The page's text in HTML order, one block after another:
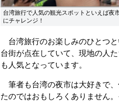
台湾旅行で人気の観光スポットといえば夜
にチャレンジ！
台湾旅行のお楽しみのひとつ
台街が点在していて、現地の人
も人気となっています。
筆者も台湾の夜市は大好きで
たのではおもしろくありません